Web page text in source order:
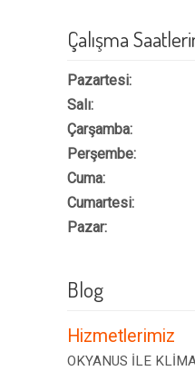
Çalışma
Pazartesi:
Salı:
Çarşamba:
Perşembe:
Cuma:
Cumartesi:
Pazar:
Blog
Hizmetlerimiz
OKYANUS İLE